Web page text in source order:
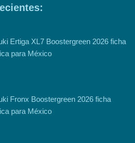
Ertiga XL7 Boostergreen 2026 ficha
para México
Fronx Boostergreen 2026 ficha
para México